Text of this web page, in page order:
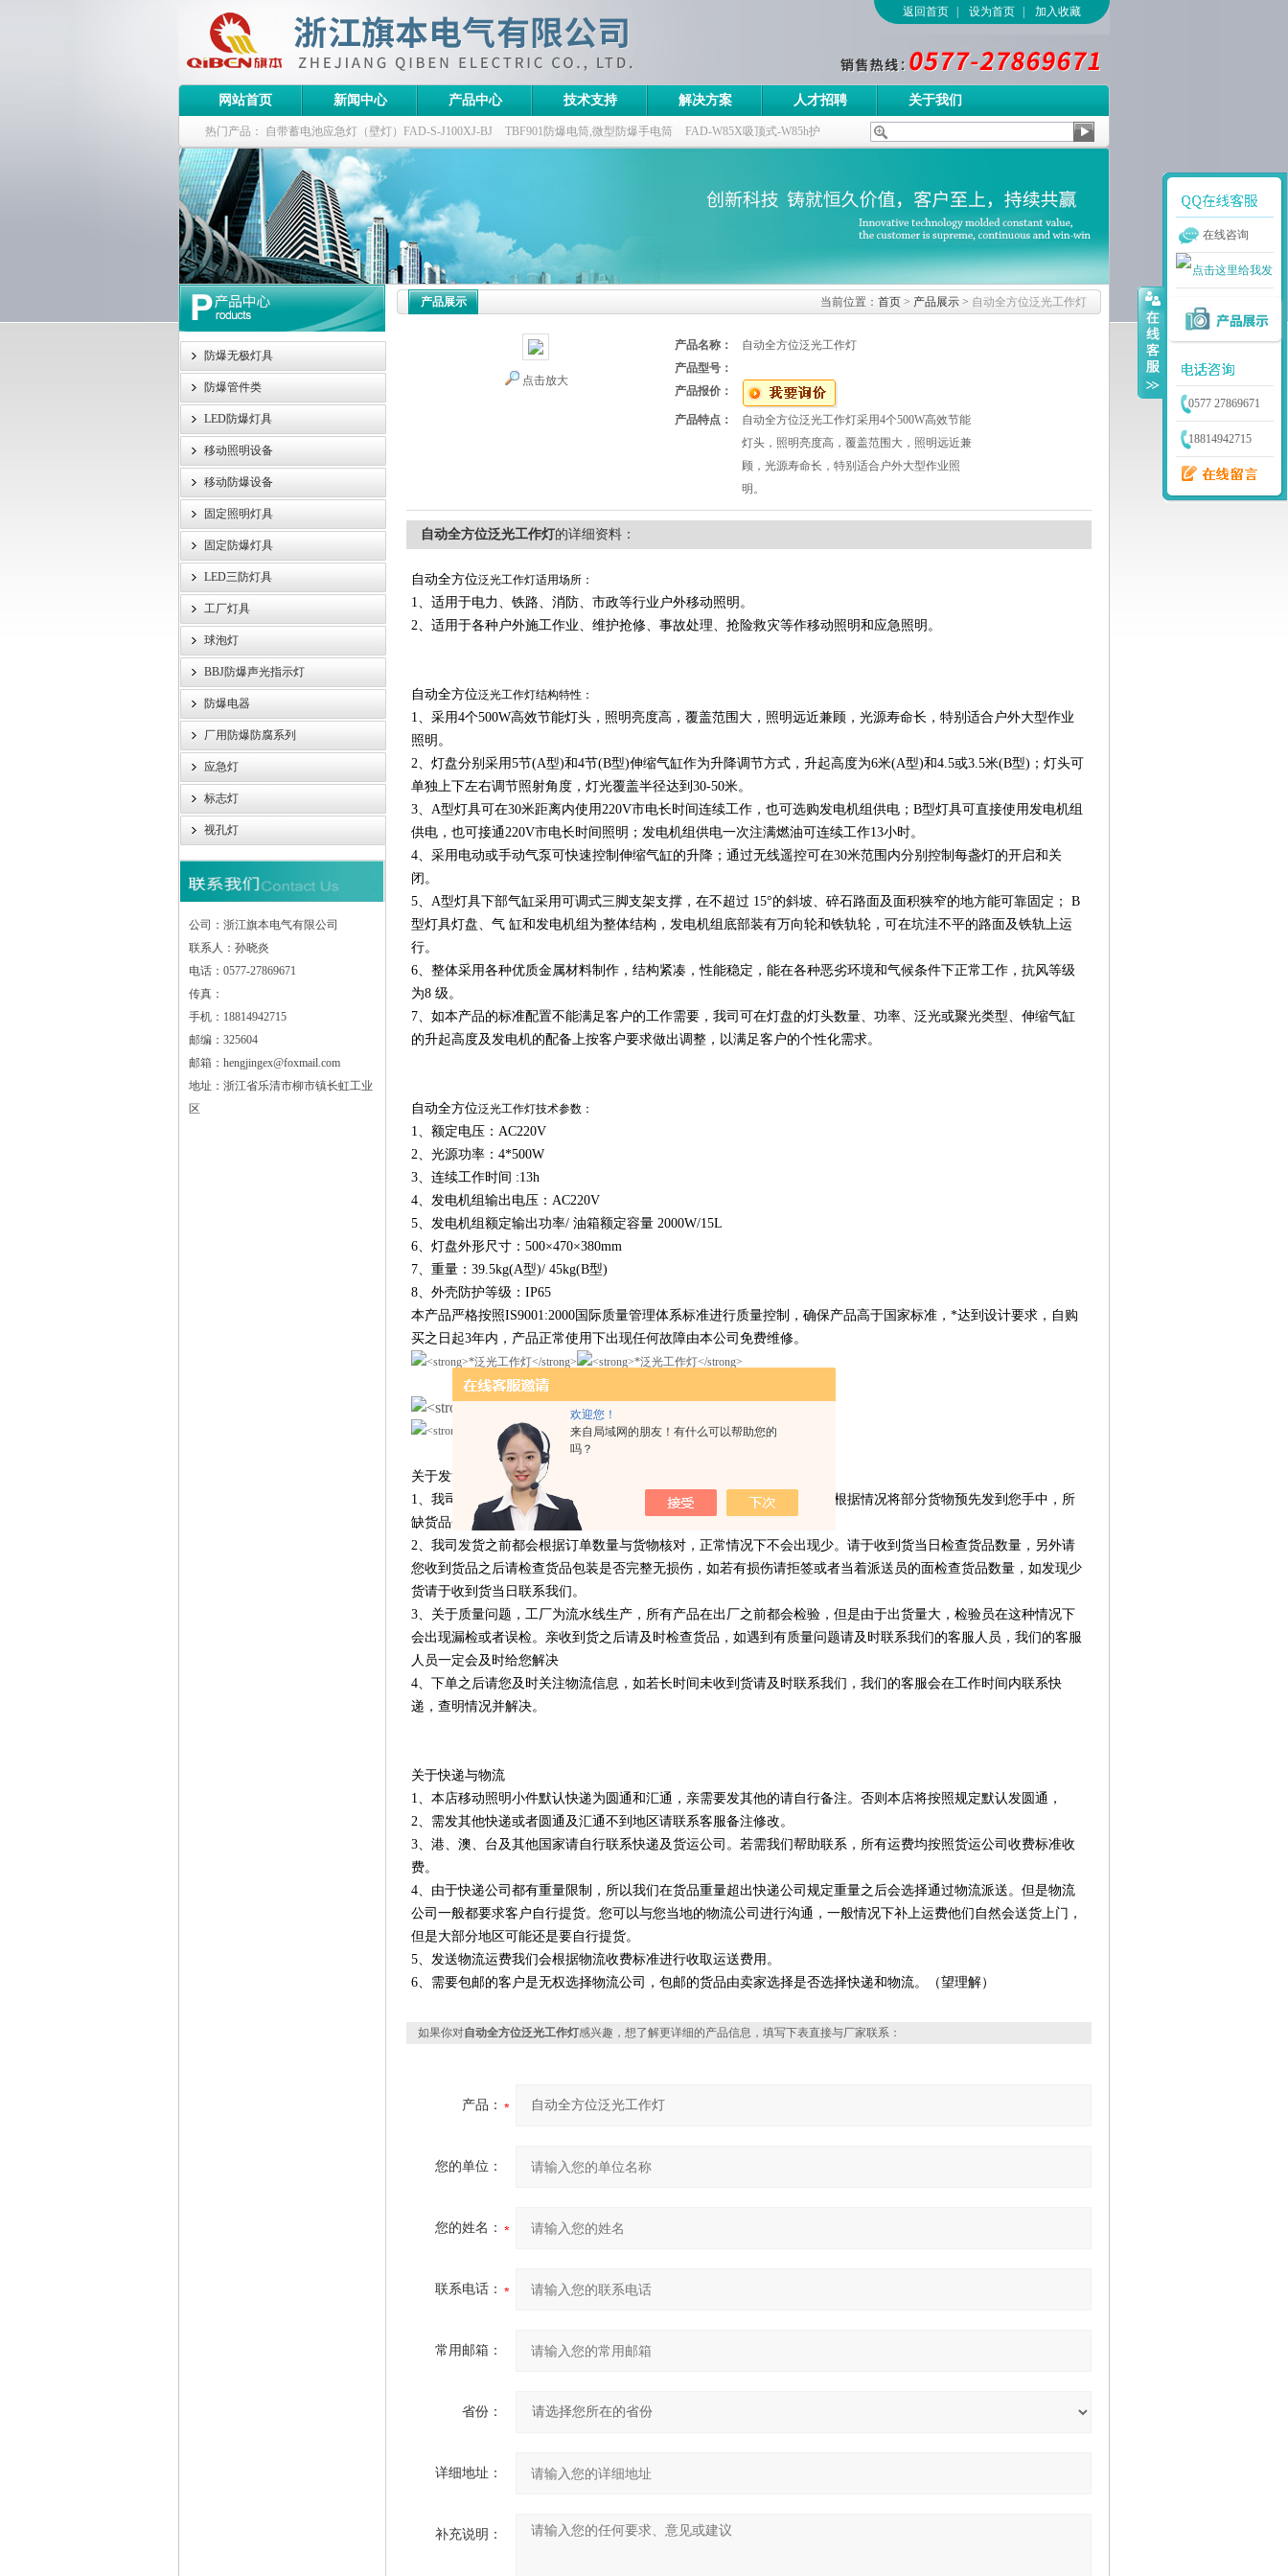
欢迎您！
来自局域网的朋友！有什么可以帮助您的
吗？
浙江旗本电气有限公司
返回首页 设为首页 加入收藏
网站首页 新闻中心 产品中心 技术支持 解决方案 人才招聘 关于我们
热门产品： 自带蓄电池应急灯（壁灯）FAD-S-J100XJ-BJ TBF901防爆电筒,微型防爆手电筒 FAD-W85X吸顶式-W85h护
栏式无极灯 G9960-W120W长寿无极工厂灯,三防无极灯
防爆泛光灯
防爆无极灯具
防爆管件类
LED防爆灯具
移动照明设备
移动防爆设备
固定照明灯具
固定防爆灯具
LED三防灯具
工厂灯具
球泡灯
BBJ防爆声光指示灯
防爆电器
厂用防爆防腐系列
应急灯
标志灯
视孔灯
公司：浙江旗本电气有限公司
联系人：孙晓炎
电话：0577-27869671
传真：
手机：18814942715
邮编：325604
邮箱：hengjingex@foxmail.com
地址：浙江省乐清市柳市镇长虹工业
区
产品展示 当前位置： 首页 > 产品展示 > 自动全方位泛光工作灯
点击放大
产品名称：
自动全方位泛光工作灯
产品型号：
产品报价：
产品特点：
自动全方位泛光工作灯采用4个500W高效节能
灯头，照明亮度高，覆盖范围大，照明远近兼
顾，光源寿命长，特别适合户外大型作业照
明。
自动全方位泛光工作灯的详细资料：
自动全方位泛光工作灯适用场所：
1、适用于电力、铁路、消防、市政等行业户外移动照明。
2、适用于各种户外施工作业、维护抢修、事故处理、抢险救灾等作移动照明和应急照明。
自动全方位泛光工作灯结构特性：
1、采用4个500W高效节能灯头，照明亮度高，覆盖范围大，照明远近兼顾，光源寿命长，特别适合户外大型作业
照明。
2、灯盘分别采用5节(A型)和4节(B型)伸缩气缸作为升降调节方式，升起高度为6米(A型)和4.5或3.5米(B型)；灯头可
单独上下左右调节照射角度，灯光覆盖半径达到30-50米。
3、A型灯具可在30米距离内使用220V市电长时间连续工作，也可选购发电机组供电；B型灯具可直接使用发电机组
供电，也可接通220V市电长时间照明；发电机组供电一次注满燃油可连续工作13小时。
4、采用电动或手动气泵可快速控制伸缩气缸的升降；通过无线遥控可在30米范围内分别控制每盏灯的开启和关
闭。
5、A型灯具下部气缸采用可调式三脚支架支撑，在不超过 15°的斜坡、碎石路面及面积狭窄的地方能可靠固定； B
型灯具灯盘、气 缸和发电机组为整体结构，发电机组底部装有万向轮和铁轨轮，可在坑洼不平的路面及铁轨上运
行。
6、整体采用各种优质金属材料制作，结构紧凑，性能稳定，能在各种恶劣环境和气候条件下正常工作，抗风等级
为8 级。
7、如本产品的标准配置不能满足客户的工作需要，我司可在灯盘的灯头数量、功率、泛光或聚光类型、伸缩气缸
的升起高度及发电机的配备上按客户要求做出调整，以满足客户的个性化需求。
自动全方位泛光工作灯技术参数：
1、额定电压：AC220V
2、光源功率：4*500W
3、连续工作时间 :13h
4、发电机组输出电压：AC220V
5、发电机组额定输出功率/ 油箱额定容量 2000W/15L
6、灯盘外形尺寸：500×470×380mm
7、重量：39.5kg(A型)/ 45kg(B型)
8、外壳防护等级：IP65
本产品严格按照IS9001:2000国际质量管理体系标准进行质量控制，确保产品高于国家标准，*达到设计要求，自购
买之日起3年内，产品正常使用下出现任何故障由本公司免费维修。
关于发货与缺货
1、我司发货时间为签订合同已打款为准订单顺序发货，如遇缺货本店会根据情况将部分货物预先发到您手中，所
缺货品会在出货当时间补发.
2、我司发货之前都会根据订单数量与货物核对，正常情况下不会出现少。请于收到货当日检查货品数量，另外请
您收到货品之后请检查货品包装是否完整无损伤，如若有损伤请拒签或者当着派送员的面检查货品数量，如发现少
货请于收到货当日联系我们。
3、关于质量问题，工厂为流水线生产，所有产品在出厂之前都会检验，但是由于出货量大，检验员在这种情况下
会出现漏检或者误检。亲收到货之后请及时检查货品，如遇到有质量问题请及时联系我们的客服人员，我们的客服
人员一定会及时给您解决
4、下单之后请您及时关注物流信息，如若长时间未收到货请及时联系我们，我们的客服会在工作时间内联系快
递，查明情况并解决。
关于快递与物流
1、本店移动照明小件默认快递为圆通和汇通，亲需要发其他的请自行备注。否则本店将按照规定默认发圆通，
2、需发其他快递或者圆通及汇通不到地区请联系客服备注修改。
3、港、澳、台及其他国家请自行联系快递及货运公司。若需我们帮助联系，所有运费均按照货运公司收费标准收
费。
4、由于快递公司都有重量限制，所以我们在货品重量超出快递公司规定重量之后会选择通过物流派送。但是物流
公司一般都要求客户自行提货。您可以与您当地的物流公司进行沟通，一般情况下补上运费他们自然会送货上门，
但是大部分地区可能还是要自行提货。
5、发送物流运费我们会根据物流收费标准进行收取运送费用。
6、需要包邮的客户是无权选择物流公司，包邮的货品由卖家选择是否选择快递和物流。（望理解）
如果你对自动全方位泛光工作灯感兴趣，想了解更详细的产品信息，填写下表直接与厂家联系：
产品：
您的单位：
您的姓名：
联系电话：
常用邮箱：
省份：
详细地址：
补充说明：
在线咨询
0577 27869671
18814942715